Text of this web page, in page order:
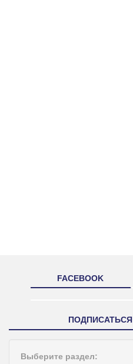
FACEBOOK
Выберите раздел: